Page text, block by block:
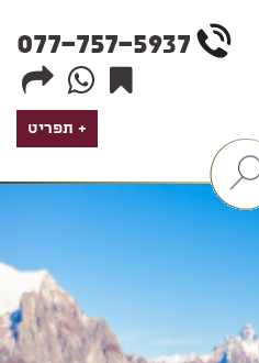
077-757-5937
תפריט
הצג
/
חבילות